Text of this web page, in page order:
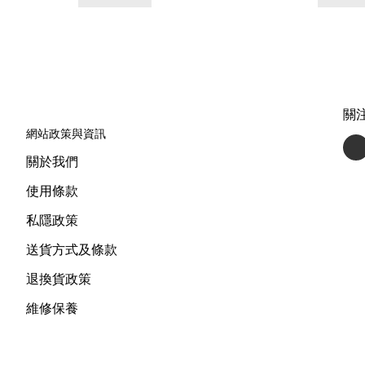
網站政策與資訊
關於我們
使用條款
私隱政策
送貨方式及條款
退換貨政策
維修保養
關